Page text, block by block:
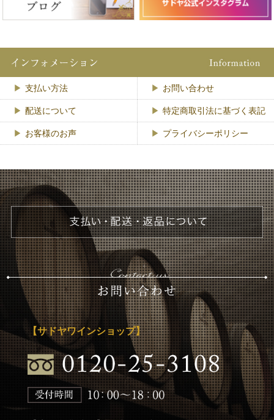
支払い方法 お問い合わせ
配送について 特定商取引法に基づく表記
お客様のお声 プライバシーポリシー
【サドヤワインショップ】